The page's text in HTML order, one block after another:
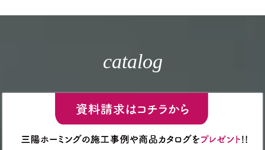
catalog